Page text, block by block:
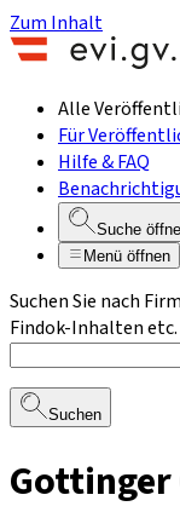
Zum Inhalt
Alle
Für
Hilfe & FAQ
Suche
Menü öffnen
Suchen Sie nach
Findok-Inhalten etc.
Suchen
Gottinger